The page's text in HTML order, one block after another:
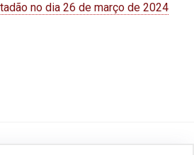
no dia 26 de março de 2024